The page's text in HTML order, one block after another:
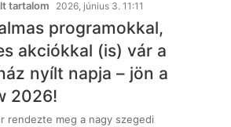
tartalom 2026, június 3. 11:11
programokkal,
akciókkal (is) vár a
nyílt napja – jön a
2026!
rendezte meg a nagy szegedi